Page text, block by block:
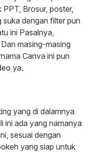
PPT, Brosur, poster,
dengan filter pun
ini Pasalnya,
masing-masing
Canva ini pun
ya.
yang di dalamnya
ini ada yang namanya
sesuai dengan
yang siap untuk